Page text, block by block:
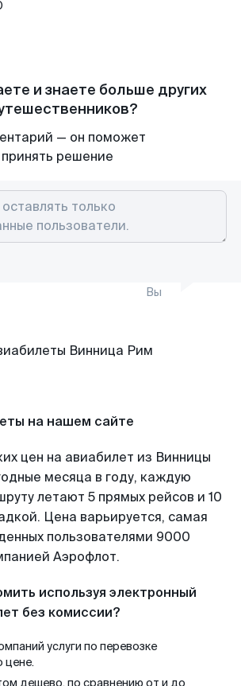
и знаете больше других
— он поможет
решение
Вы
на нашем сайте
цен на авиабилет из Винницы
месяца в году, каждую
летают 5 прямых рейсов и 10
Цена варьируется, самая
пользователями 9000
Аэрофлот.
используя электронный
без комиссии?
услуги по перевозке
цене.
дешево, по сравнению от и до